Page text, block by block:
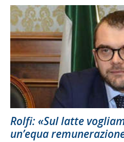
Rolfi: «Sul latte
un’equa